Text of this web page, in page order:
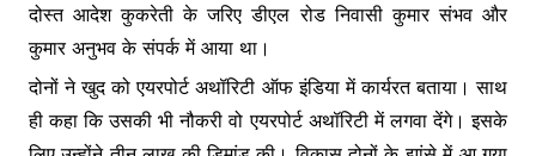
दोस्त आदेश कुकरेती के जरिए डीएल रोड निवासी कुमार संभव और
कुमार अनुभव के संपर्क में आया था।
दोनों ने खुद को एयरपोर्ट अथॉरिटी ऑफ इंडिया में कार्यरत बताया। साथ
ही कहा कि उसकी भी नौकरी वो एयरपोर्ट अथॉरिटी में लगवा देंगे। इसके